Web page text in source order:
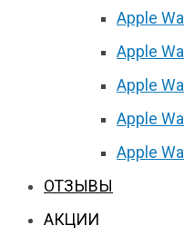
Apple
Apple
Apple
Apple
Apple
ОТЗЫВЫ
АКЦИИ